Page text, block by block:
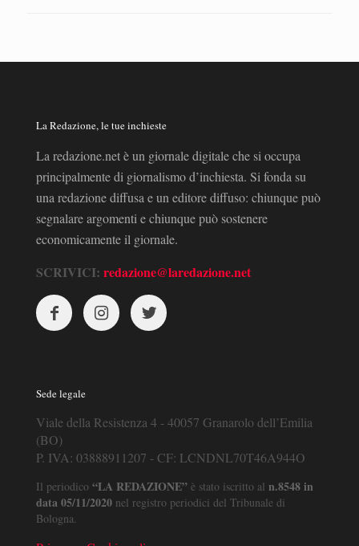
La Redazione, le tue inchieste
La redazione.net è un giornale digitale che si occupa
principalmente di giornalismo d’inchiesta. Si fonda su
una redazione diffusa e un editore diffuso: chiunque può
segnalare argomenti e chiunque può sostenere
economicamente il giornale.
SCRIVICI: redazione@laredazione.net
Sede legale
Viale della Resistenza 4 - 40057 Granarolo dell’Emilia
(BO)
P. IVA: 03888911207 - CF: LCNDNL70T46A944O
Il periodico “LA REDAZIONE” è stato iscritto al n.8548 in
data 05/11/2020 nel registro periodici del Tribunale di
Bologna.